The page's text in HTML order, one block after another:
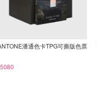
潘通色卡TPG可撕版色票